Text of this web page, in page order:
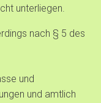
unterliegen.
nach § 5 des
und
und amtlich